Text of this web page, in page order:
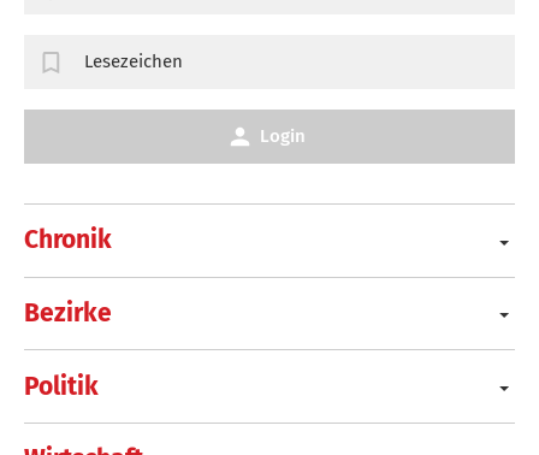
Chronik
Bezirke
Politik
Lesezeichen
Login